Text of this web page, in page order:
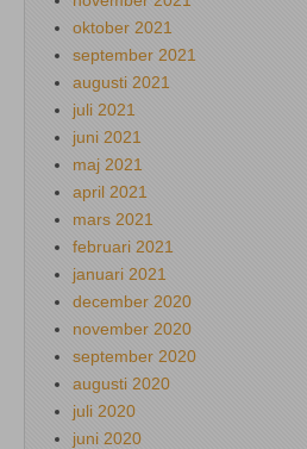
oktober 2021
september 2021
augusti 2021
juli 2021
juni 2021
maj 2021
april 2021
mars 2021
februari 2021
januari 2021
december 2020
november 2020
september 2020
augusti 2020
juli 2020
juni 2020